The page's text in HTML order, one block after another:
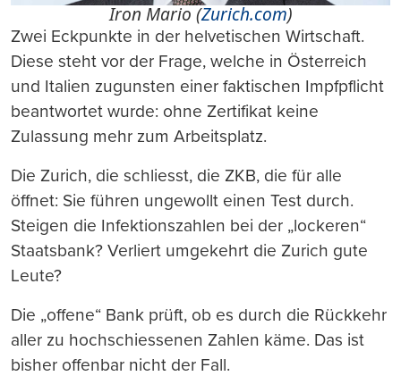
Iron Mario (Zurich.com)
Zwei Eckpunkte in der helvetischen Wirtschaft.
Diese steht vor der Frage, welche in Österreich
und Italien zugunsten einer faktischen Impfpflicht
beantwortet wurde: ohne Zertifikat keine
Zulassung mehr zum Arbeitsplatz.
Die Zurich, die schliesst, die ZKB, die für alle
öffnet: Sie führen ungewollt einen Test durch.
Steigen die Infektionszahlen bei der „lockeren“
Staatsbank? Verliert umgekehrt die Zurich gute
Leute?
Die „offene“ Bank prüft, ob es durch die Rückkehr
aller zu hochschiessenen Zahlen käme. Das ist
bisher offenbar nicht der Fall.